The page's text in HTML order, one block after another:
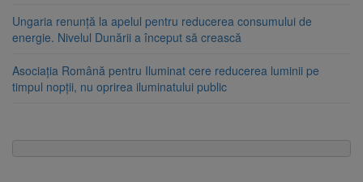
Ungaria renunță la apelul pentru reducerea consumului de
energie. Nivelul Dunării a început să crească
Asociația Română pentru Iluminat cere reducerea luminii pe
timpul nopții, nu oprirea iluminatului public